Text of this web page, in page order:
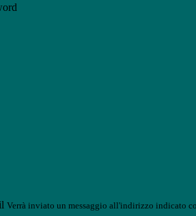
Verrà inviato un messaggio all'indirizzo indicato